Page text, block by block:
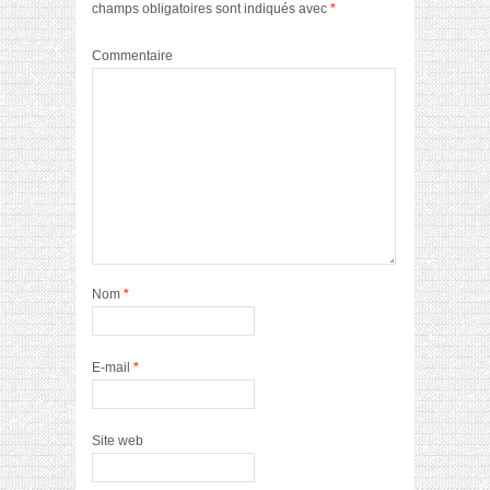
champs obligatoires sont indiqués avec *
Commentaire
Nom *
E-mail *
Site web